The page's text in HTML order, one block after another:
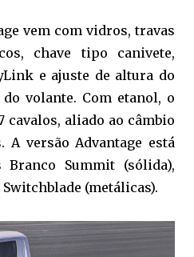
vem com vidros, travas
chave tipo canivete,
e ajuste de altura do
volante. Com etanol, o
cavalos, aliado ao câmbio
A versão Advantage está
Summit (sólida),
(metálicas).